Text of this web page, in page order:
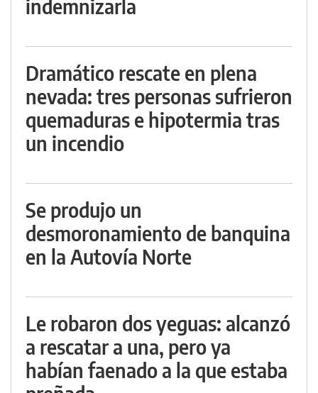
indemnizarla
Dramático rescate en plena
nevada: tres personas sufrieron
quemaduras e hipotermia tras
un incendio
Se produjo un
desmoronamiento de banquina
en la Autovía Norte
Le robaron dos yeguas: alcanzó
a rescatar a una, pero ya
habían faenado a la que estaba